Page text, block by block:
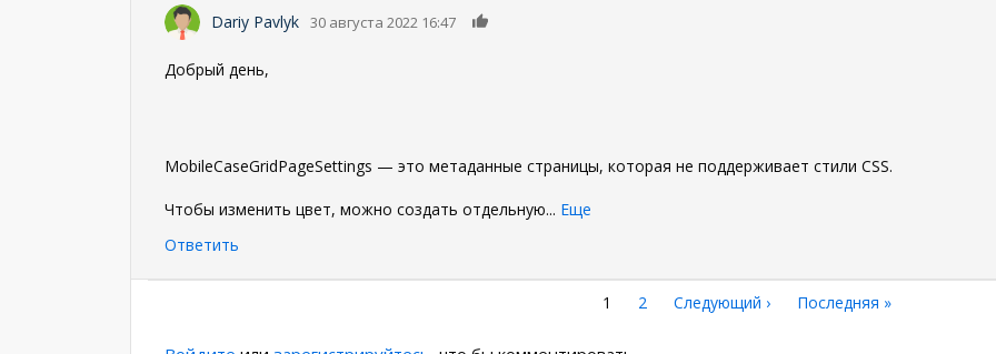
Dariy Pavlyk 30 августа 2022 16:47
Добрый день,
MobileCaseGridPageSettings — это метаданные страницы, которая не поддерживает стили CSS.
Чтобы изменить цвет, можно создать отдельную... Еще
Ответить
Текущая
1 Страница
2
Следующая
Следующий ›
Последняя
Последняя »